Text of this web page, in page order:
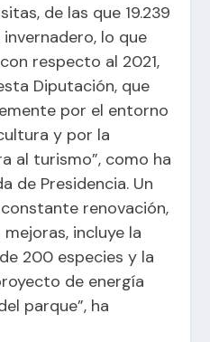
de las que 19.239
lo que
respecto al 2021,
Diputación, que
por el entorno
y por la
al turismo”, como ha
de Presidencia. Un
renovación,
incluye la
200 especies y la
de energía
parque”, ha